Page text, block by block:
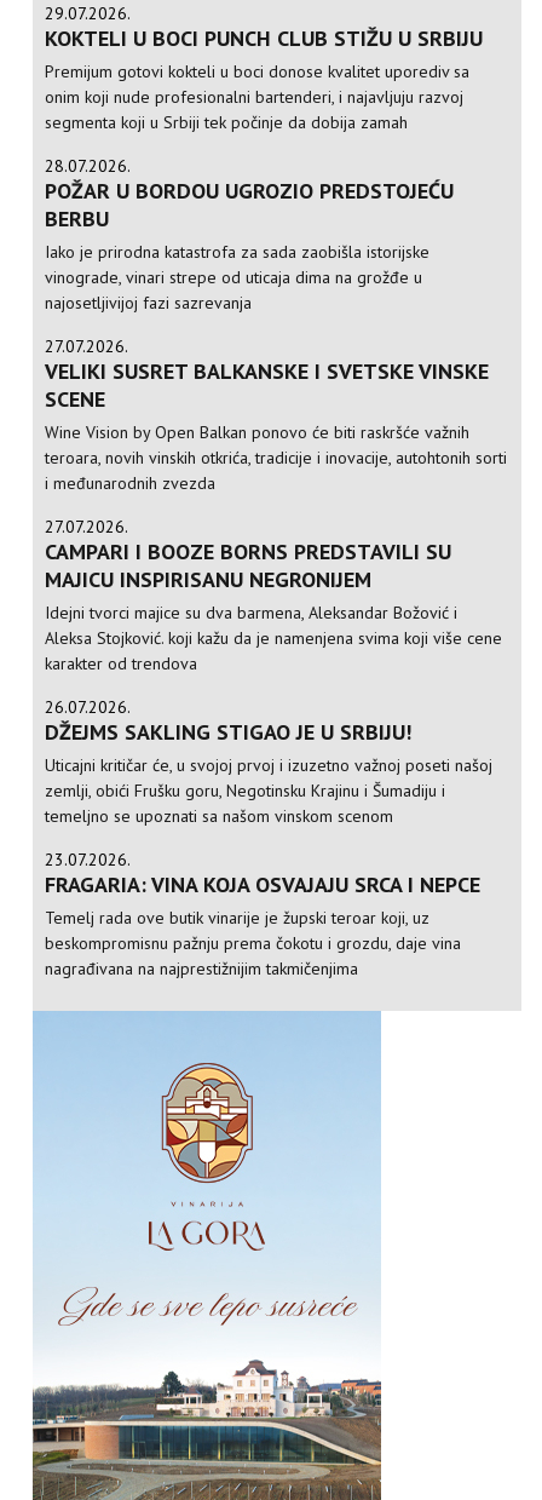
29.07.2026.
KOKTELI U BOCI PUNCH CLUB STIŽU U SRBIJU
Premijum gotovi kokteli u boci donose kvalitet uporediv sa
onim koji nude profesionalni bartenderi, i najavljuju razvoj
segmenta koji u Srbiji tek počinje da dobija zamah
28.07.2026.
POŽAR U BORDOU UGROZIO PREDSTOJEĆU
BERBU
Iako je prirodna katastrofa za sada zaobišla istorijske
vinograde, vinari strepe od uticaja dima na grožđe u
najosetljivijoj fazi sazrevanja
27.07.2026.
VELIKI SUSRET BALKANSKE I SVETSKE VINSKE
SCENE
Wine Vision by Open Balkan ponovo će biti raskršće važnih
teroara, novih vinskih otkrića, tradicije i inovacije, autohtonih sorti
i međunarodnih zvezda
27.07.2026.
CAMPARI I BOOZE BORNS PREDSTAVILI SU
MAJICU INSPIRISANU NEGRONIJEM
Idejni tvorci majice su dva barmena, Aleksandar Božović i
Aleksa Stojković. koji kažu da je namenjena svima koji više cene
karakter od trendova
26.07.2026.
DŽEJMS SAKLING STIGAO JE U SRBIJU!
Uticajni kritičar će, u svojoj prvoj i izuzetno važnoj poseti našoj
zemlji, obići Frušku goru, Negotinsku Krajinu i Šumadiju i
temeljno se upoznati sa našom vinskom scenom
23.07.2026.
FRAGARIA: VINA KOJA OSVAJAJU SRCA I NEPCE
Temelj rada ove butik vinarije je župski teroar koji, uz
beskompromisnu pažnju prema čokotu i grozdu, daje vina
nagrađivana na najprestižnijim takmičenjima